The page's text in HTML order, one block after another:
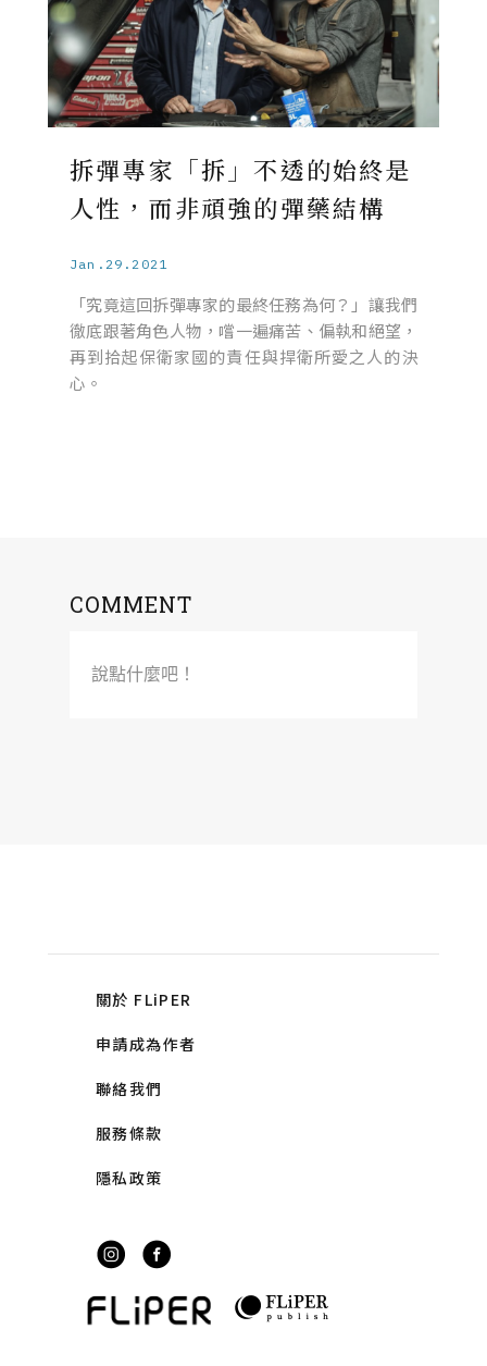
拆彈專家「拆」不透的始終是
人性，而非頑強的彈藥結構
Jan.29.2021
「究竟這回拆彈專家的最終任務為何？」讓我們
徹底跟著角色人物，嚐一遍痛苦、偏執和絕望，
再到拾起保衛家國的責任與捍衛所愛之人的決
心。
COMMENT
說點什麼吧！
關於 FLiPER
申請成為作者
聯絡我們
服務條款
隱私政策